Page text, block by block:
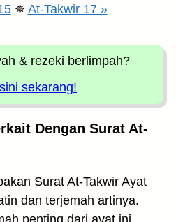
✵ At-Takwir 17 »
& rezeki berlimpah?
sekarang!
Dengan Surat At-
Surat At-Takwir Ayat
dan terjemah artinya.
penting dari ayat ini.